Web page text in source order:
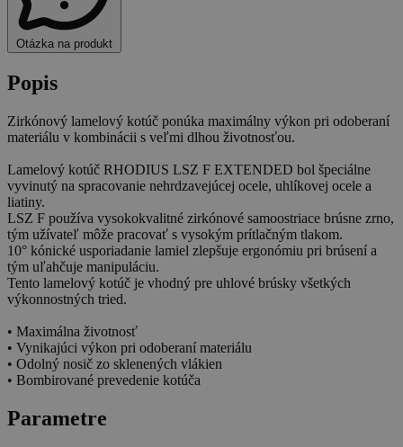
Otázka na produkt
Popis
Zirkónový lamelový kotúč ponúka maximálny výkon pri odoberaní
materiálu v kombinácii s veľmi dlhou životnosťou.
Lamelový kotúč RHODIUS LSZ F EXTENDED bol špeciálne
vyvinutý na spracovanie nehrdzavejúcej ocele, uhlíkovej ocele a
liatiny.
LSZ F používa vysokokvalitné zirkónové samoostriace brúsne zrno,
tým užívateľ môže pracovať s vysokým prítlačným tlakom.
10° kónické usporiadanie lamiel zlepšuje ergonómiu pri brúsení a
tým uľahčuje manipuláciu.
Tento lamelový kotúč je vhodný pre uhlové brúsky všetkých
výkonnostných tried.
• Maximálna životnosť
• Vynikajúci výkon pri odoberaní materiálu
• Odolný nosič zo sklenených vlákien
• Bombirované prevedenie kotúča
Parametre